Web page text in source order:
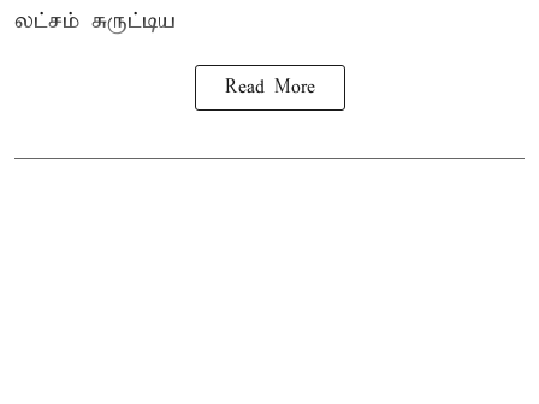
லட்சம் சுருட்டிய
Read More